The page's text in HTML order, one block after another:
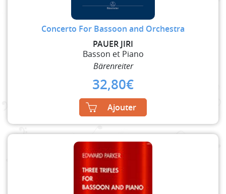
Concerto For Bassoon and Orchestra
PAUER JIRI
Basson et Piano
Bärenreiter
32,80€
Ajouter